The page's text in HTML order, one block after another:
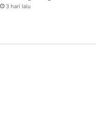
3 hari lalu